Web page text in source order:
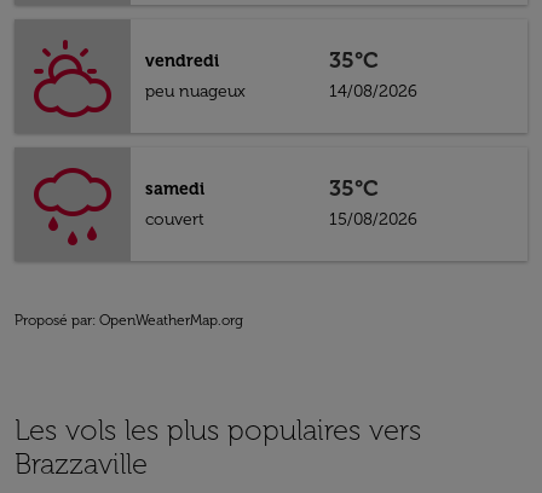
vendredi
peu nuageux
35°C
14/08/2026
samedi
couvert
35°C
15/08/2026
Proposé par: OpenWeatherMap.org
Les vols les plus populaires vers
Brazzaville